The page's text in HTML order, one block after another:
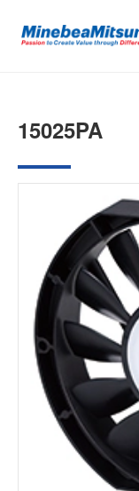
行业解决方案
技术支持
新闻
企业信息
加入我们
15025PA